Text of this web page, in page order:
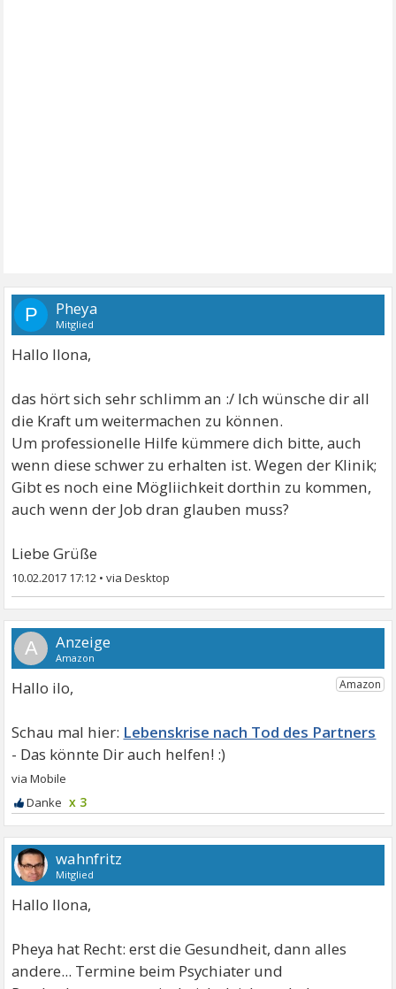
P Pheya
Mitglied
Hallo Ilona,
das hört sich sehr schlimm an :/ Ich wünsche dir all
die Kraft um weitermachen zu können.
Um professionelle Hilfe kümmere dich bitte, auch
wenn diese schwer zu erhalten ist. Wegen der Klinik;
Gibt es noch eine Mögliichkeit dorthin zu kommen,
auch wenn der Job dran glauben muss?
Liebe Grüße
10.02.2017 17:12 •
A
Hallo ilo,
Lebenskrise nach Tod des Partners
x 3
wahnfritz
Mitglied
Hallo Ilona,
Pheya hat Recht: erst die Gesundheit, dann alles
andere... Termine beim Psychiater und